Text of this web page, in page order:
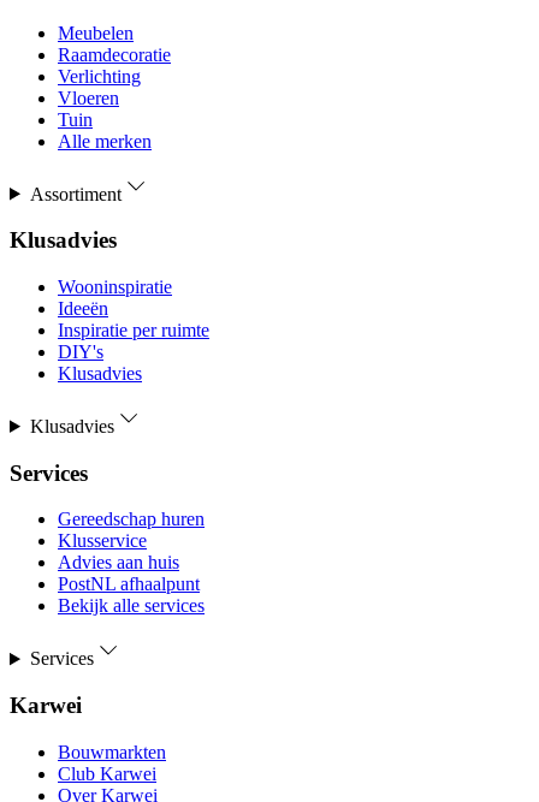
Meubelen
Raamdecoratie
Verlichting
Vloeren
Tuin
Alle merken
Assortiment
Klusadvies
Wooninspiratie
Ideeën
Inspiratie per ruimte
DIY's
Klusadvies
Klusadvies
Services
Gereedschap huren
Klusservice
Advies aan huis
PostNL afhaalpunt
Bekijk alle services
Services
Karwei
Bouwmarkten
Club Karwei
Over Karwei